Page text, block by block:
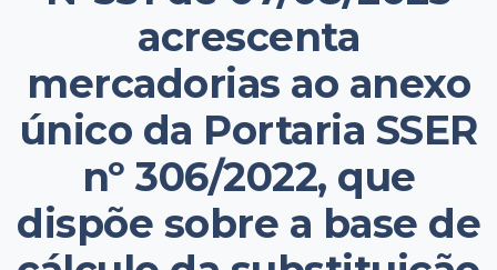
acrescenta
mercadorias ao anexo
único da Portaria SSER
nº 306/2022, que
dispõe sobre a base de